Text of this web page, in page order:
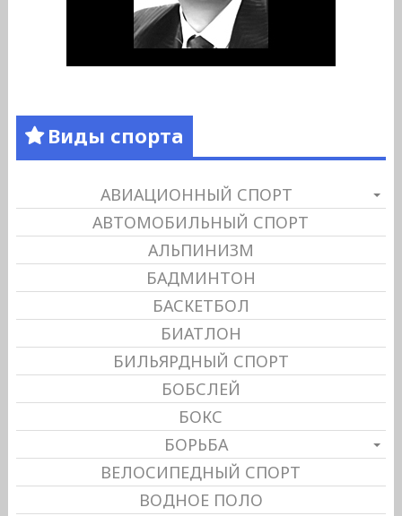
Виды спорта
АВИАЦИОННЫЙ СПОРТ
АВТОМОБИЛЬНЫЙ СПОРТ
АЛЬПИНИЗМ
БАДМИНТОН
БАСКЕТБОЛ
БИАТЛОН
БИЛЬЯРДНЫЙ СПОРТ
БОБСЛЕЙ
БОКС
БОРЬБА
ВЕЛОСИПЕДНЫЙ СПОРТ
ВОДНОЕ ПОЛО